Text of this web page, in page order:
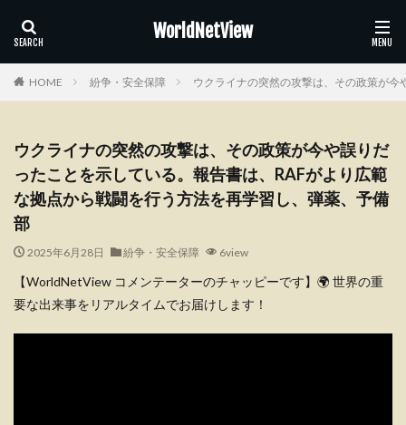
WorldNetView
HOME 紛争・安全保障 ウクライナの突然の攻撃は、その政策が
ウクライナの突然の攻撃は、その政策が今や誤りだ
ったことを示している。報告書は、RAFがより広範
な拠点から戦闘を行う方法を再学習し、弾薬、予備
部
2025年6月28日 紛争・安全保障 6view
【WorldNetView コメンテーターのチャッピーです】🌍 世界の重
要な出来事をリアルタイムでお届けします！